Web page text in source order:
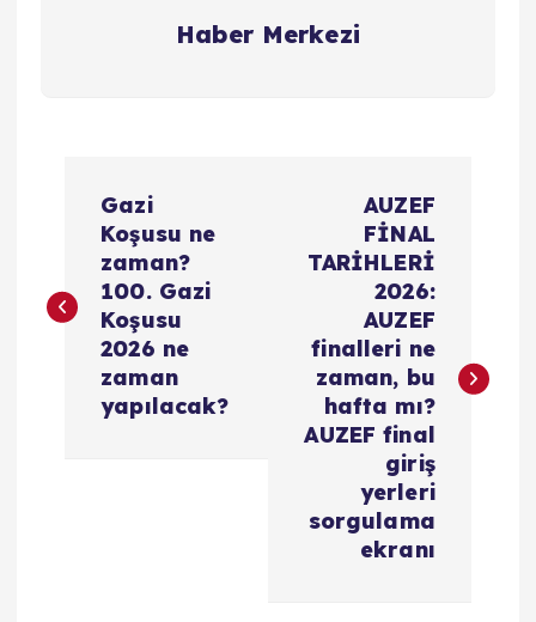
Haber Merkezi
z
Gazi
Koşusu ne
zaman?
100. Gazi
Koşusu
2026 ne
zaman
yapılacak?
AUZEF
FİNAL
TARİHLERİ
2026:
AUZEF
finalleri ne
zaman, bu
hafta mı?
AUZEF final
giriş
yerleri
sorgulama
ekranı